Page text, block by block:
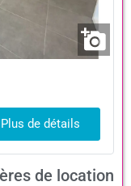
Plus de détails
de location